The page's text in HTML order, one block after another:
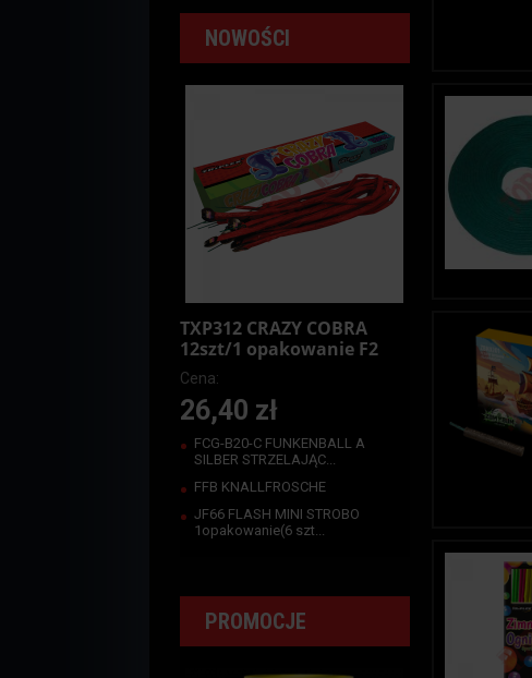
NOWOŚCI
TXP312 CRAZY COBRA
12szt/1 opakowanie F2
Cena:
26,40 zł
FCG-B20-C FUNKENBALL A
SILBER STRZELAJĄC...
FFB KNALLFROSCHE
JF66 FLASH MINI STROBO
1opakowanie(6 szt...
PROMOCJE